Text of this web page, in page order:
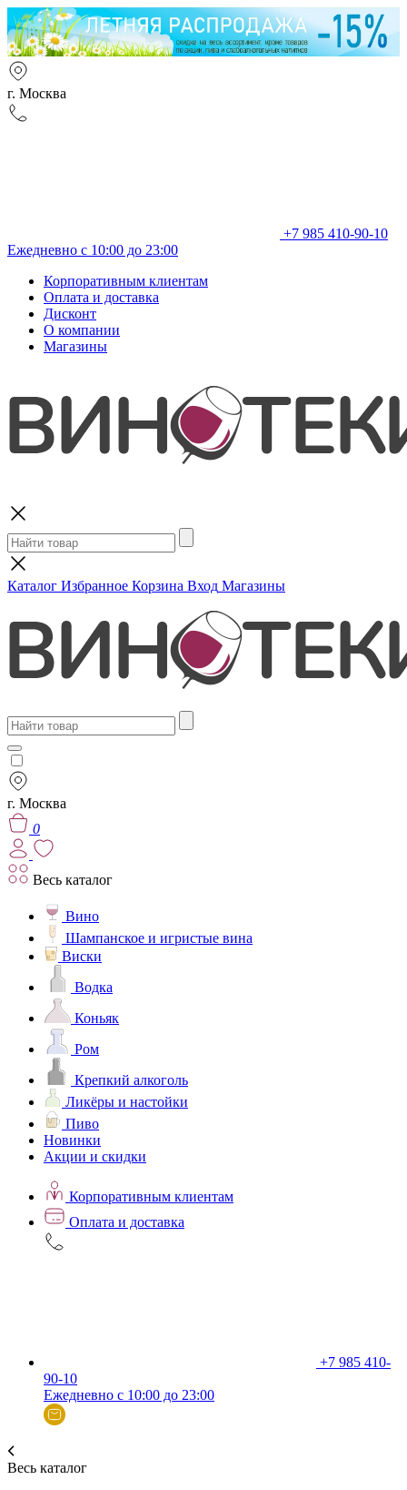
г. Москва
+7 985 410-90-10
Ежедневно с 10:00 до 23:00
Корпоративным клиентам
Оплата и доставка
Дисконт
О компании
Магазины
Каталог Избранное Корзина Вход Магазины
г. Москва
0
Весь каталог
Вино
Шампанское и игристые вина
Виски
Водка
Коньяк
Ром
Крепкий алкоголь
Ликёры и настойки
Пиво
Новинки
Акции и скидки
Корпоративным клиентам
Оплата и доставка
+7 985 410-
90-10
Ежедневно с 10:00 до 23:00
Весь каталог